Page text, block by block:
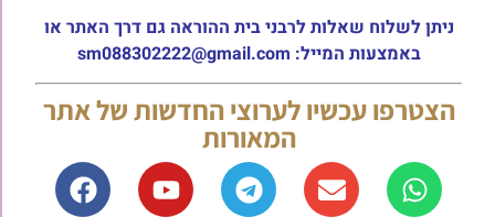
ניתן לשלוח שאלות לרבני בית ההוראה גם דרך האתר או
באמצעות המייל: sm088302222@gmail.com
הצטרפו עכשיו לערוצי החדשות של אתר
המאורות